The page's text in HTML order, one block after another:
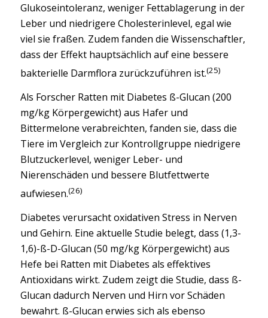
Glukoseintoleranz, weniger Fettablagerung in der
Leber und niedrigere Cholesterinlevel, egal wie
viel sie fraßen. Zudem fanden die Wissenschaftler,
dass der Effekt hauptsächlich auf eine bessere
bakterielle Darmflora zurückzuführen ist.(25)
Als Forscher Ratten mit Diabetes ß-Glucan (200
mg/kg Körpergewicht) aus Hafer und
Bittermelone verabreichten, fanden sie, dass die
Tiere im Vergleich zur Kontrollgruppe niedrigere
Blutzuckerlevel, weniger Leber- und
Nierenschäden und bessere Blutfettwerte
aufwiesen.(26)
Diabetes verursacht oxidativen Stress in Nerven
und Gehirn. Eine aktuelle Studie belegt, dass (1,3-
1,6)-ß-D-Glucan (50 mg/kg Körpergewicht) aus
Hefe bei Ratten mit Diabetes als effektives
Antioxidans wirkt. Zudem zeigt die Studie, dass ß-
Glucan dadurch Nerven und Hirn vor Schäden
bewahrt. ß-Glucan erwies sich als ebenso